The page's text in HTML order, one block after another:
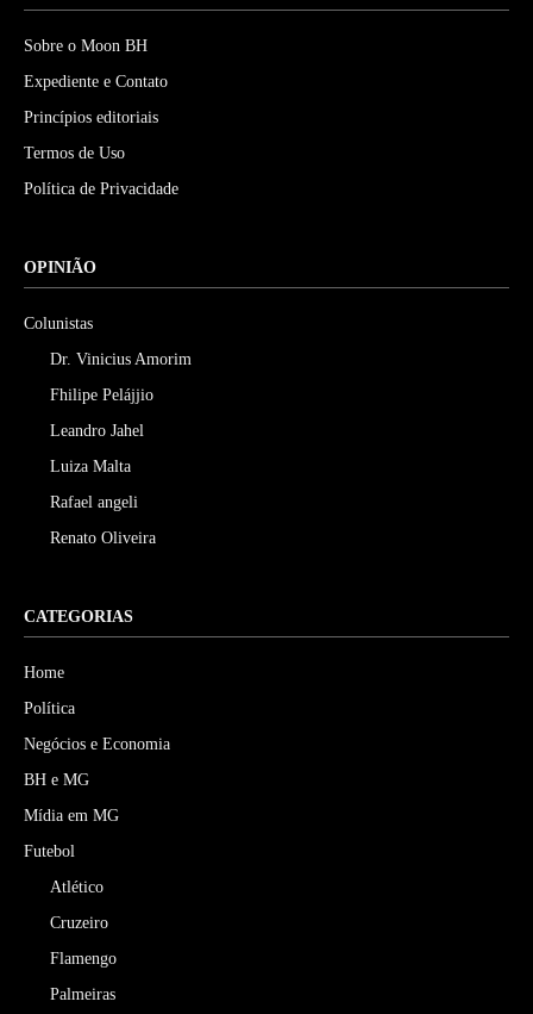
Sobre o Moon BH
Expediente e Contato
Princípios editoriais
Termos de Uso
Política de Privacidade
OPINIÃO
Colunistas
Dr. Vinicius Amorim
Fhilipe Pelájjio
Leandro Jahel
Luiza Malta
Rafael angeli
Renato Oliveira
CATEGORIAS
Home
Política
Negócios e Economia
BH e MG
Mídia em MG
Futebol
Atlético
Cruzeiro
Flamengo
Palmeiras